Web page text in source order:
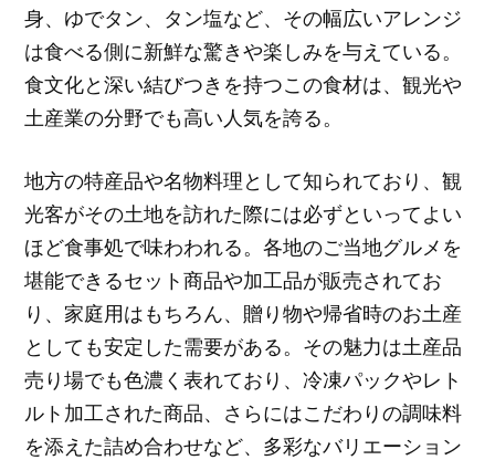
身、ゆでタン、タン塩など、その幅広いアレンジ
は食べる側に新鮮な驚きや楽しみを与えている。
食文化と深い結びつきを持つこの食材は、観光や
土産業の分野でも高い人気を誇る。
地方の特産品や名物料理として知られており、観
光客がその土地を訪れた際には必ずといってよい
ほど食事処で味わわれる。各地のご当地グルメを
堪能できるセット商品や加工品が販売されてお
り、家庭用はもちろん、贈り物や帰省時のお土産
としても安定した需要がある。その魅力は土産品
売り場でも色濃く表れており、冷凍パックやレト
ルト加工された商品、さらにはこだわりの調味料
を添えた詰め合わせなど、多彩なバリエーション